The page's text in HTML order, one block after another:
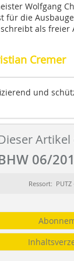
Wolfgang
für die
als freier
Cremer
und
06/
Ressort: PUTZ